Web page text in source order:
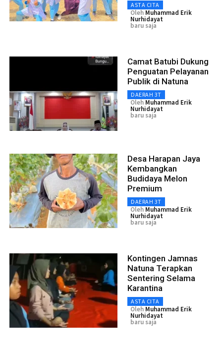
ASTA CITA
Oleh Muhammad Erik
Nurhidayat
baru saja
Camat Batubi Dukung
Penguatan Pelayanan
Publik di Natuna
DAERAH 3T
Oleh Muhammad Erik
Nurhidayat
baru saja
Desa Harapan Jaya
Kembangkan
Budidaya Melon
Premium
DAERAH 3T
Oleh Muhammad Erik
Nurhidayat
baru saja
Kontingen Jamnas
Natuna Terapkan
Sentering Selama
Karantina
ASTA CITA
Oleh Muhammad Erik
Nurhidayat
baru saja